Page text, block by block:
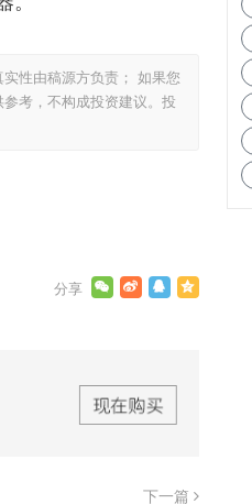
性由稿源方负责； 如果您
考，不构成投资建议。投
下一篇